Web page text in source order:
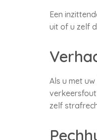
Een
uit of u zelf
Als u met
zelf